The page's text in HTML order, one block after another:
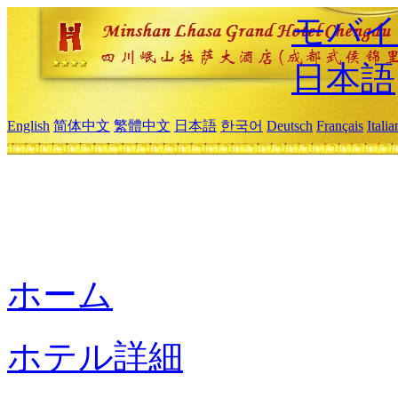
モバ
日本語
English 简体中文 繁體中文 日本語 한국어 Deutsch Français
ホーム
ホテル詳細